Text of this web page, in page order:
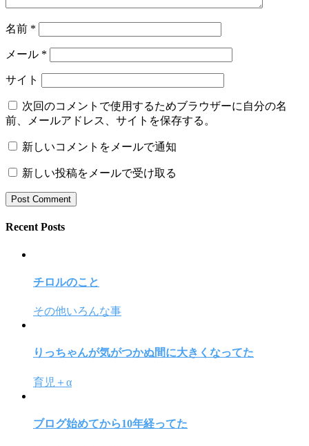
名前 *
メール *
サイト
次回のコメントで使用するためブラウザーに自分の名
前、メールアドレス、サイトを保存する。
新しいコメントをメールで通知
新しい投稿をメールで受け取る
Recent Posts
チロルのこと
その他いろんな事
りっちゃんが気がつかぬ間に大きくなってた
育児＋α
ブログ始めてから10年経ってた